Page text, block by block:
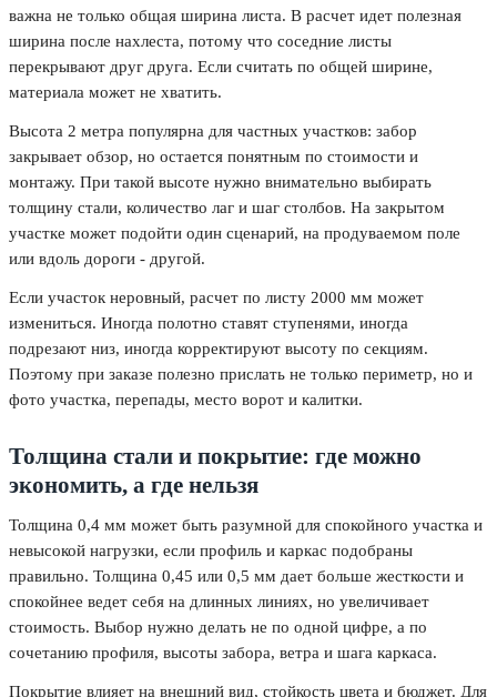
важна не только общая ширина листа. В расчет идет полезная
ширина после нахлеста, потому что соседние листы
перекрывают друг друга. Если считать по общей ширине,
материала может не хватить.
Высота 2 метра популярна для частных участков: забор
закрывает обзор, но остается понятным по стоимости и
монтажу. При такой высоте нужно внимательно выбирать
толщину стали, количество лаг и шаг столбов. На закрытом
участке может подойти один сценарий, на продуваемом поле
или вдоль дороги - другой.
Если участок неровный, расчет по листу 2000 мм может
измениться. Иногда полотно ставят ступенями, иногда
подрезают низ, иногда корректируют высоту по секциям.
Поэтому при заказе полезно прислать не только периметр, но и
фото участка, перепады, место ворот и калитки.
Толщина стали и покрытие: где можно
экономить, а где нельзя
Толщина 0,4 мм может быть разумной для спокойного участка и
невысокой нагрузки, если профиль и каркас подобраны
правильно. Толщина 0,45 или 0,5 мм дает больше жесткости и
спокойнее ведет себя на длинных линиях, но увеличивает
стоимость. Выбор нужно делать не по одной цифре, а по
сочетанию профиля, высоты забора, ветра и шага каркаса.
Покрытие влияет на внешний вид, стойкость цвета и бюджет. Для